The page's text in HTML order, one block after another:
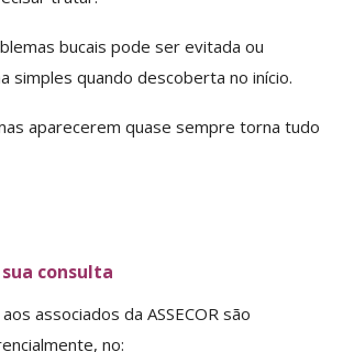
bucais pode ser evitada ou
simples quando descoberta no início.
aparecerem quase sempre torna tudo
consulta
associados da ASSECOR são
no: